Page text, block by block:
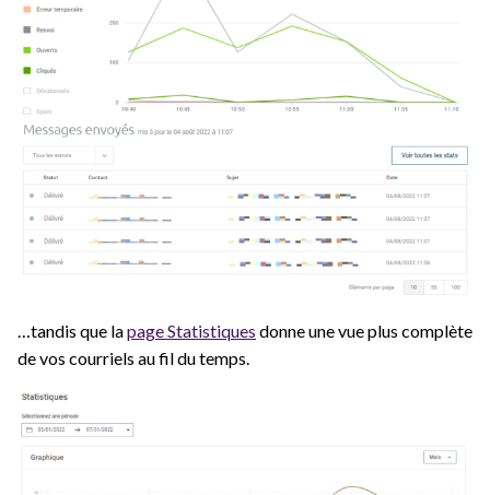
…tandis que lapage Statistiques donne une vue plus complète
de vos courriels au fil du temps.